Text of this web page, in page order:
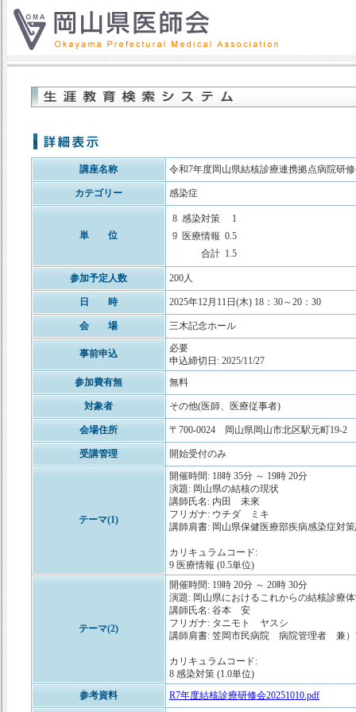
講座名称 令和7年度岡山県結核診療連携拠点病院研
カテゴリー 感染症
単 位
8 感染対策
1
9 医療情報 0.5
合計 1.5
参加予定人数 200人
日 時 2025年12月11日(木) 18：30～20：30
会 場 三木記念ホール
事前申込
必要
申込締切日: 2025/11/27
参加費有無
無料
対象者 その他(医師、医療従事者)
会場住所 〒700-0024 岡山県岡山市北区駅元町19-2
受講管理 開始受付のみ
テーマ(1)
開催時間: 18時 35分 ～ 19時 20分
演題: 岡山県の結核の現状
講師氏名: 内田 未來
フリガナ: ウチダ ミキ
講師肩書: 岡山県保健医療部疾病感染症対
カリキュラムコード:
9 医療情報 (0.5単位)
テーマ(2)
開催時間: 19時 20分 ～ 20時 30分
演題: 岡山県におけるこれからの結核診療
講師氏名: 谷本 安
フリガナ: タニモト ヤスシ
講師肩書: 笠岡市民病院 病院管理者 兼
カリキュラムコード:
8 感染対策 (1.0単位)
参考資料
R7年度結核診療研修会20251010.pdf